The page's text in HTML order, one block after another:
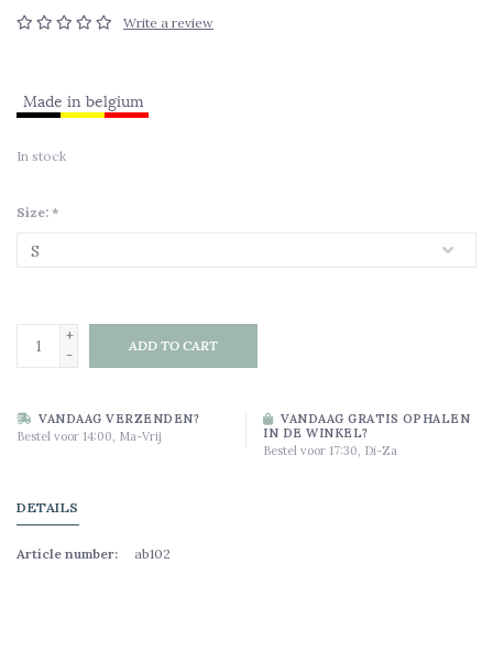
Write a review
In stock
Size: *
+
-
ADD TO CART
VANDAAG VERZENDEN?
Bestel voor 14:00, Ma-Vrij
VANDAAG GRATIS OPHALEN
IN DE WINKEL?
Bestel voor 17:30, Di-Za
DETAILS
Article number: ab102